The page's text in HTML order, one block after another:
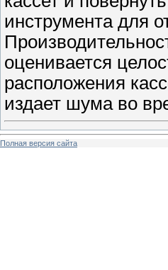
инструмента для
оценивается
расположения
издает шума во
Полная версия сайта